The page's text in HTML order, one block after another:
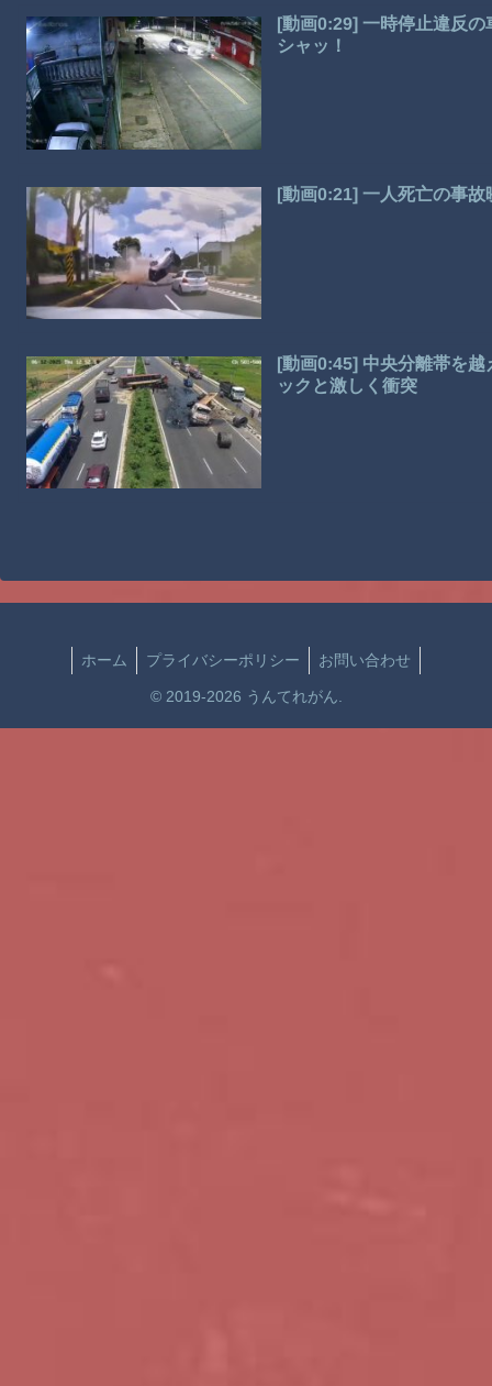
[動画0:29] 一時停止違反
シャッ！
[動画0:21] 一人死亡の事
[動画0:45] 中央分離帯を
ックと激しく衝突
ホーム プライバシーポリシー お問い合わせ
© 2019-2026 うんてれがん.